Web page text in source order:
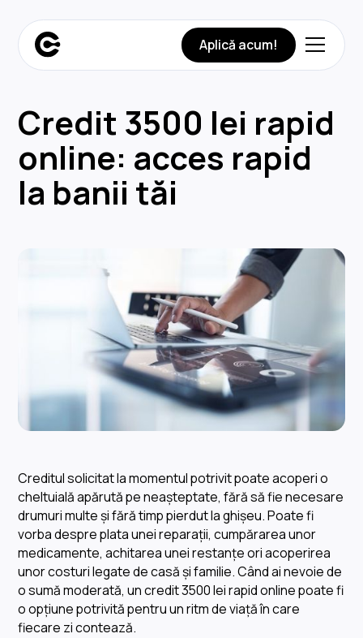
Aplică acum!
Credit 3500 lei rapid
online: acces rapid
la banii tăi
Creditul solicitat la momentul potrivit poate acoperi o
cheltuială apărută pe neașteptate, fără să fie necesare
drumuri multe și fără timp pierdut la ghișeu. Poate fi
vorba despre plata unei reparații, cumpărarea unor
medicamente, achitarea unei restanțe ori acoperirea
unor costuri legate de casă și familie. Când ai nevoie de
o sumă moderată, un credit 3500 lei rapid online poate fi
o opțiune potrivită pentru un ritm de viață în care
fiecare zi contează.